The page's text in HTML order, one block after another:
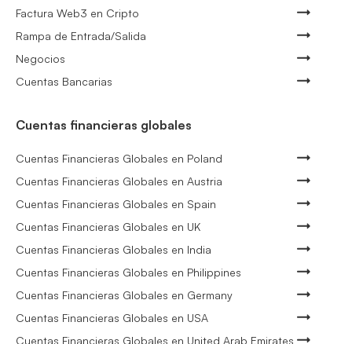
Factura Web3 en Cripto
Rampa de Entrada/Salida
Negocios
Cuentas Bancarias
Cuentas financieras globales
Cuentas Financieras Globales en Poland
Cuentas Financieras Globales en Austria
Cuentas Financieras Globales en Spain
Cuentas Financieras Globales en UK
Cuentas Financieras Globales en India
Cuentas Financieras Globales en Philippines
Cuentas Financieras Globales en Germany
Cuentas Financieras Globales en USA
Cuentas Financieras Globales en United Arab Emirates